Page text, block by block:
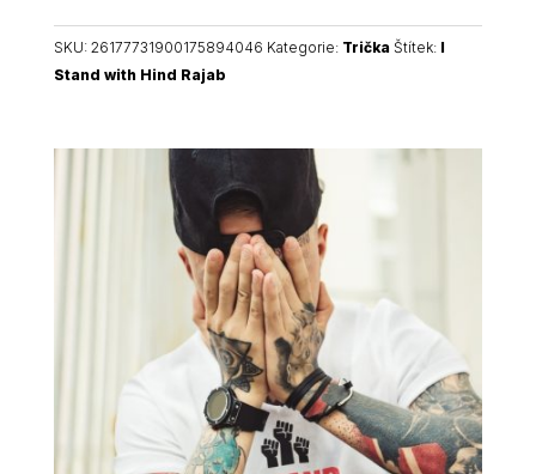
Rajab
pánské
SKU: 26177731900175894046 Kategorie: Trička Štítek: I
Stand with Hind Rajab